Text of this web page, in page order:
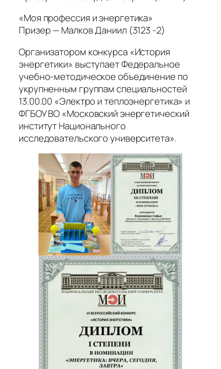
«Моя профессия и энергетика»
Призер — Малков Даниил (3123 -2)
Организатором конкурса «История
энергетики» выступает Федеральное
учебно-методическое объединение по
укрупненным группам специальностей
13.00.00 «Электро и теплоэнергетика» и
ФГБОУ ВО «Московский энергетический
институт Национального
исследовательского университета».